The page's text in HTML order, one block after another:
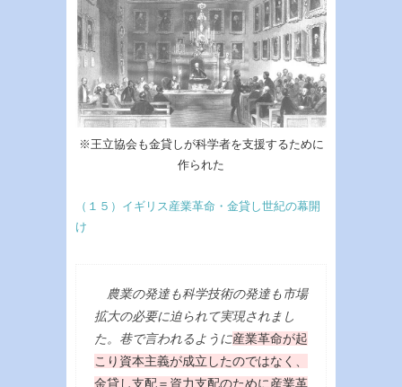
※王立協会も金貸しが科学者を支援するために
作られた
（１５）イギリス産業革命・金貸し世紀の幕開
け
農業の発達も科学技術の発達も市場
拡大の必要に迫られて実現されまし
た。巷で言われるように産業革命が起
こり資本主義が成立したのではなく、
金貸し支配＝資力支配のために産業革